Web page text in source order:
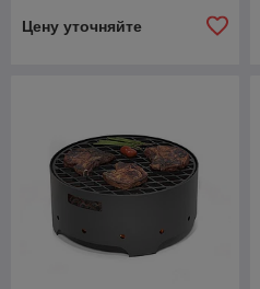
Цену уточняйте